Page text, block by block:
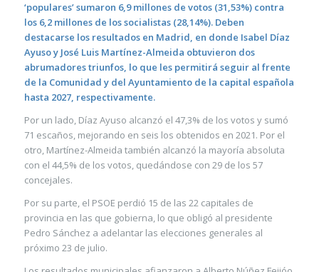
‘populares’ sumaron 6,9 millones de votos (31,53%) contra
los 6,2 millones de los socialistas (28,14%). Deben
destacarse los resultados en Madrid, en donde Isabel Díaz
Ayuso y José Luis Martínez-Almeida obtuvieron dos
abrumadores triunfos, lo que les permitirá seguir al frente
de la Comunidad y del Ayuntamiento de la capital española
hasta 2027, respectivamente.
Por un lado, Díaz Ayuso alcanzó el 47,3% de los votos y sumó
71 escaños, mejorando en seis los obtenidos en 2021. Por el
otro, Martínez-Almeida también alcanzó la mayoría absoluta
con el 44,5% de los votos, quedándose con 29 de los 57
concejales.
Por su parte, el PSOE perdió 15 de las 22 capitales de
provincia en las que gobierna, lo que obligó al presidente
Pedro Sánchez a adelantar las elecciones generales al
próximo 23 de julio.